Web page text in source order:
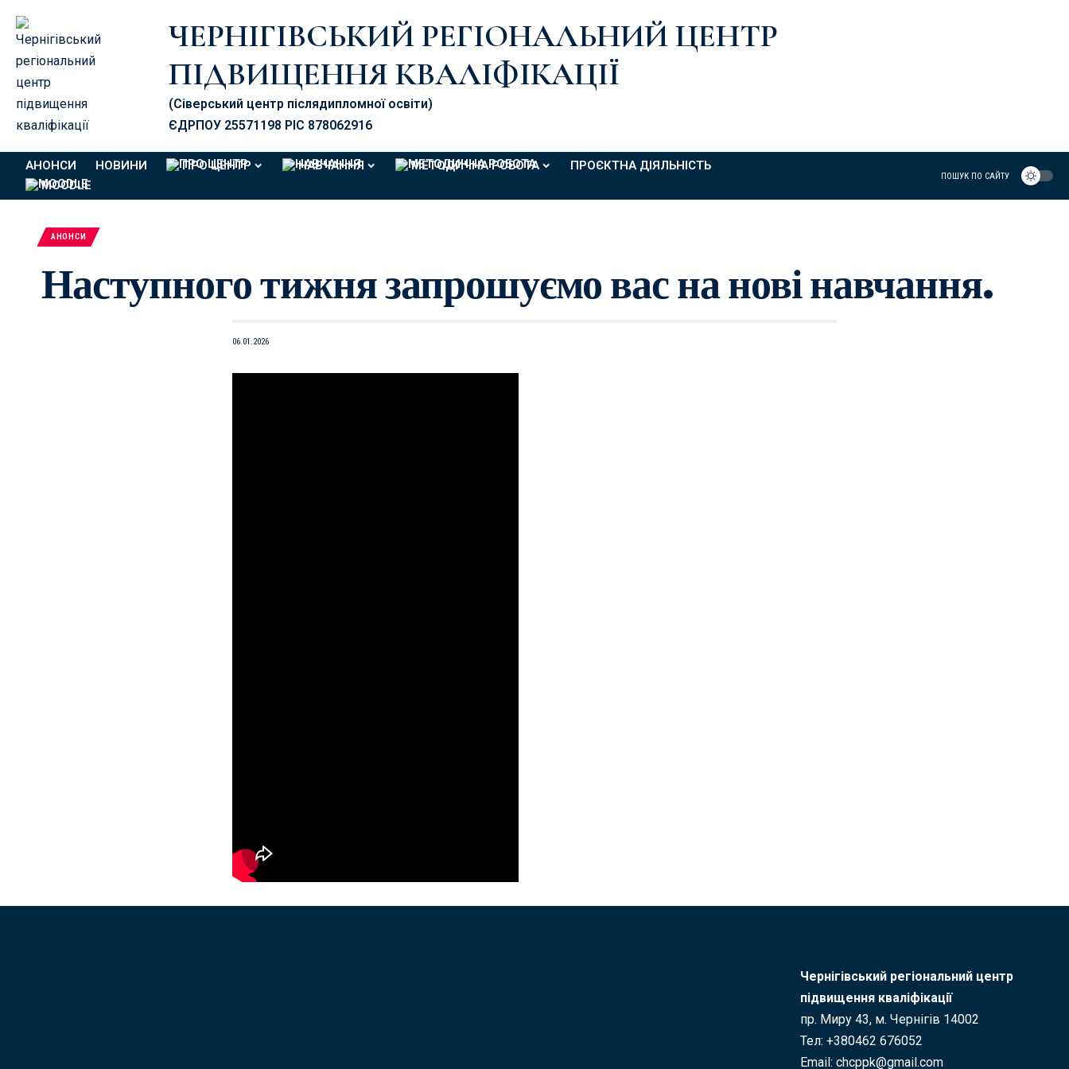
ЧЕРНІГІВСЬКИЙ РЕГІОНАЛЬНИЙ ЦЕНТР
ПІДВИЩЕННЯ КВАЛІФІКАЦІЇ
(Сіверський центр післядипломної освіти)
ЄДРПОУ 25571198 PIC 878062916
АНОНСИ НОВИНИ ПРО ЦЕНТР НАВЧАННЯ МЕТОДИЧНА РОБОТА
ПРОЄКТНА ДІЯЛЬНІСТЬ
MOODLE
ПОШУК ПО САЙТУ
АНОНСИ
Наступного тижня запрошуємо вас на нові навчання.
06.01.2026
Чернігівський регіональний центр
підвищення кваліфікації
пр. Миру 43, м. Чернігів 14002
Тел: +380462 676052
Email: chcppk@gmail.com